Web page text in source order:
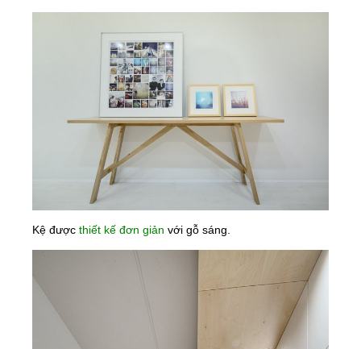
Kệ được thiết kế đơn giản với gỗ sáng.